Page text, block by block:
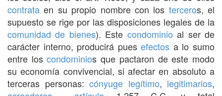
contrata en su propio nombre con los terceros, el
supuesto se rige por las disposiciones legales de la
comunidad de bienes). Este condominio al ser de
carácter interno, producirá puesefectos a lo sumo
entre loscondominios que pactaron de este modo
su economía convivencial, si afectar en absoluto a
terceras personas: cónyuge legítimo, legitimarios,